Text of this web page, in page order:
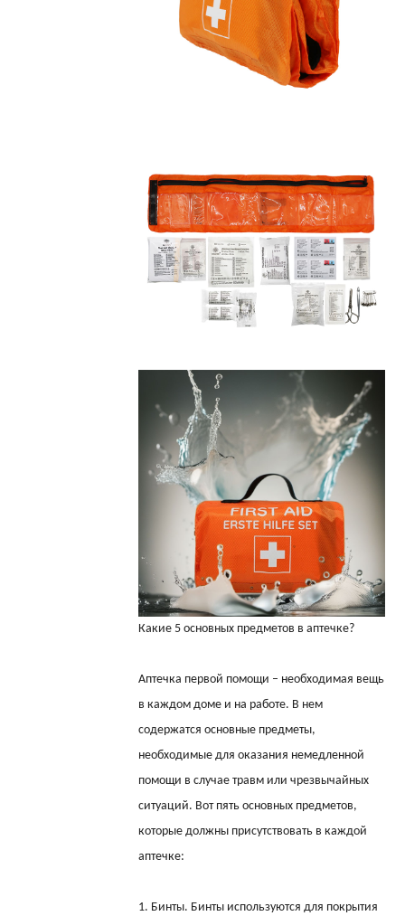
Какие 5 основных предметов в аптечке?
Аптечка первой помощи – необходимая вещь
в каждом доме и на работе. В нем
содержатся основные предметы,
необходимые для оказания немедленной
помощи в случае травм или чрезвычайных
ситуаций. Вот пять основных предметов,
которые должны присутствовать в каждой
аптечке:
1. Бинты. Бинты используются для покрытия